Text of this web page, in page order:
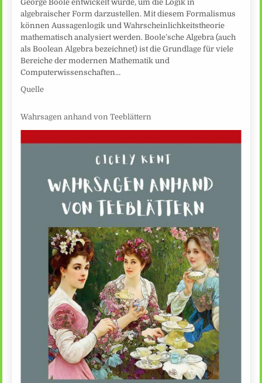
George Boole entwickelt wurde, um die Logik in
algebraischer Form darzustellen. Mit diesem Formalismus
können Aussagenlogik und Wahrscheinlichkeitstheorie
mathematisch analysiert werden. Boole’sche Algebra (auch
als Boolean Algebra bezeichnet) ist die Grundlage für viele
Bereiche der modernen Mathematik und
Computerwissenschaften…
Quelle
Wahrsagen anhand von Teeblättern